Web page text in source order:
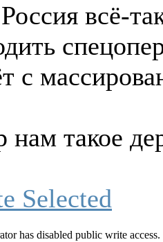
всё-
с
нам такое
has disabled public write access.